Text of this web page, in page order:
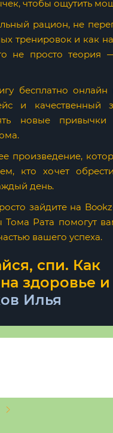
чтобы ощутить
рацион, не
тренировок и как
не просто теория
бесплатно
и качественный
новые
кто хочет
день.
зайдите на
Тома Рата помогут
вашего успеха.
спи. Как
здоровье и
Илья